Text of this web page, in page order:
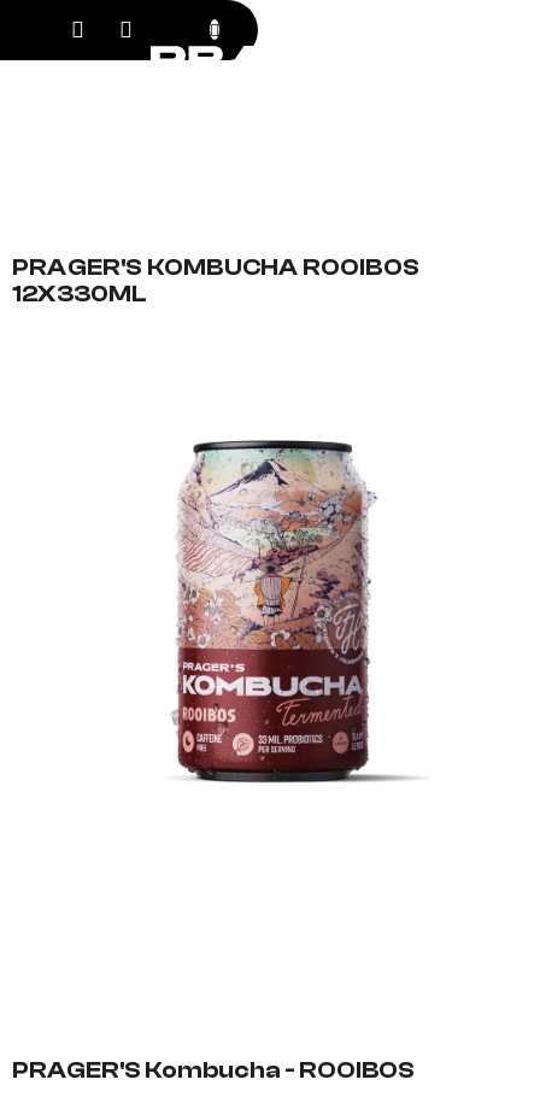
obsah
PRAGER'S KOMBUCHA ROOIBOS
12X330ML
PRAGER'S Kombucha - ROOIBOS